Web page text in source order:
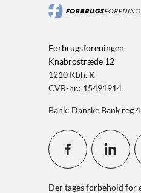
Forbrugsforeningen
Knabrostræde 12
1210 Kbh. K
CVR-nr.: 15491914
Bank: Danske Bank reg
Der tages forbehold for